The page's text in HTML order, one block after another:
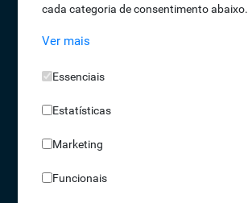
Termos e Condições
Política de Privacidade
Livro de reclamações
Soluções
cada categoria de consentimento abaixo.
Ver mais
Essenciais
Estatísticas
Marketing
Funcionais